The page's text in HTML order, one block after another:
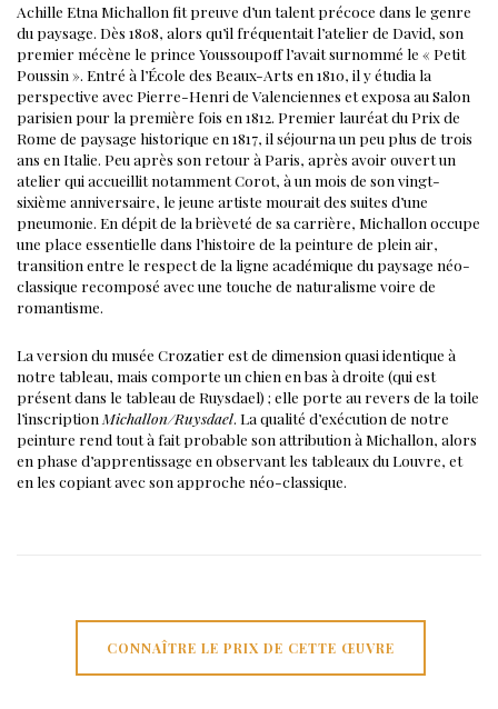
Achille Etna Michallon fit preuve d’un talent précoce dans le genre
du paysage. Dès 1808, alors qu’il fréquentait l’atelier de David, son
premier mécène le prince Youssoupoff l’avait surnommé le « Petit
Poussin ». Entré à l’École des Beaux-Arts en 1810, il y étudia la
perspective avec Pierre-Henri de Valenciennes et exposa au Salon
parisien pour la première fois en 1812. Premier lauréat du Prix de
Rome de paysage historique en 1817, il séjourna un peu plus de trois
ans en Italie. Peu après son retour à Paris, après avoir ouvert un
atelier qui accueillit notamment Corot, à un mois de son vingt-
sixième anniversaire, le jeune artiste mourait des suites d’une
pneumonie. En dépit de la brièveté de sa carrière, Michallon occupe
une place essentielle dans l’histoire de la peinture de plein air,
transition entre le respect de la ligne académique du paysage néo-
classique recomposé avec une touche de naturalisme voire de
romantisme.
La version du musée Crozatier est de dimension quasi identique à
notre tableau, mais comporte un chien en bas à droite (qui est
présent dans le tableau de Ruysdael) ; elle porte au revers de la toile
l’inscription Michallon/Ruysdael. La qualité d’exécution de notre
peinture rend tout à fait probable son attribution à Michallon, alors
en phase d’apprentissage en observant les tableaux du Louvre, et
en les copiant avec son approche néo-classique.
CONNAÎTRE LE PRIX DE CETTE ŒUVRE